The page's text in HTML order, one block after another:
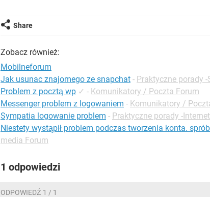
Share
Zobacz również:
Mobilneforum
Jak usunac znajomego ze snapchat - Praktyczne porady
Problem z pocztą wp ✓ - Komunikatory / Poczta Forum
Messenger problem z logowaniem - Komunikatory /
Sympatia logowanie problem - Praktyczne porady -Internet
Niestety wystąpił problem podczas tworzenia konta.
media Forum
1 odpowiedzi
ODPOWIEDŹ 1 / 1